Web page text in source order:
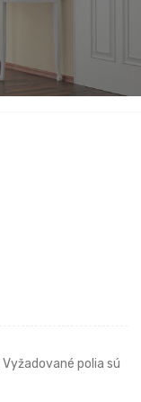
Vyžadované polia sú